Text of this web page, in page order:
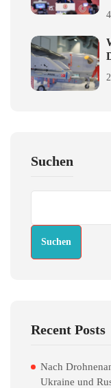
Suchen
Suchen
Recent Posts
Nach
Ukraine und